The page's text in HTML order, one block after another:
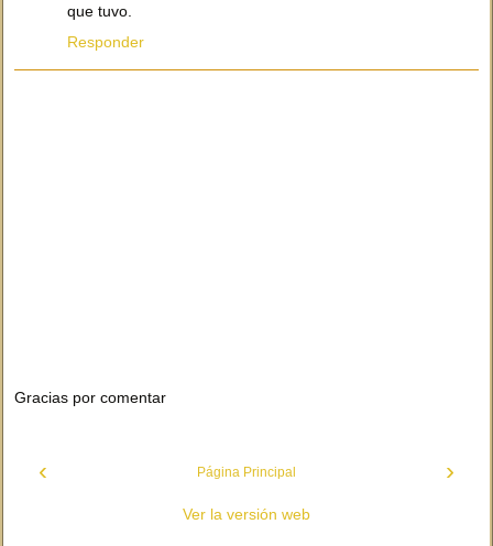
que tuvo.
Responder
Gracias por comentar
‹ ›
Página Principal
Ver la versión web